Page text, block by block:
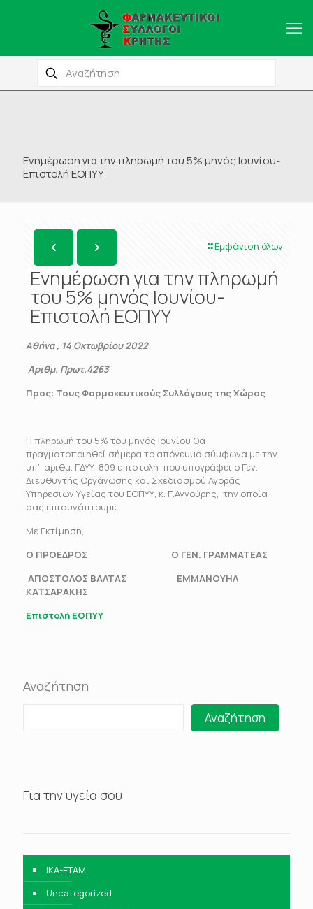
Ενημέρωση για την πληρωμή του 5% μηνός Ιουνίου-
Επιστολή ΕΟΠΥΥ
Εμφάνιση όλων
Ενημέρωση για την πληρωμή
του 5% μηνός Ιουνίου-
Επιστολή ΕΟΠΥΥ
Αθήνα , 14 Οκτωβρίου 2022
Αριθμ. Πρωτ.4263
Προς: Τους Φαρμακευτικούς Συλλόγους της Χώρας
H πληρωμή του 5% του μηνός Ιουνίου θα
πραγματοποιηθεί σήμερα το απόγευμα σύμφωνα με την
υπ’ αριθμ. ΓΔΥΥ 809 επιστολή που υπογράφει ο Γεν.
Διευθυντής Οργάνωσης και Σχεδιασμού Αγοράς
Υπηρεσιών Υγείας του ΕΟΠΥΥ, κ. Γ.Αγγούρης, την οποία
σας επισυνάπτουμε.
Με Εκτίμηση,
Ο ΠΡΟΕΔΡΟΣ Ο ΓΕΝ. ΓΡΑΜΜΑΤΕΑΣ
ΑΠΟΣΤΟΛΟΣ ΒΑΛΤΑΣ ΕΜΜΑΝΟΥΗΛ
ΚΑΤΣΑΡΑΚΗΣ
Επιστολή ΕΟΠΥΥ
Αναζήτηση
Αναζήτηση
Για την υγεία σου
IKA-ETAM
Uncategorized